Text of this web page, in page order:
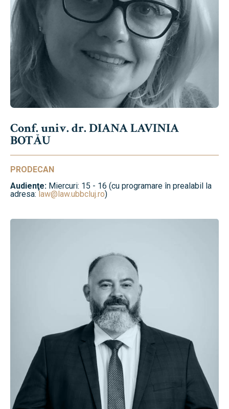
Conf. univ. dr. DIANA LAVINIA
BOTĂU
PRODECAN
Audienţe: Miercuri: 15 - 16 (cu programare în prealabil la
adresa: law@law.ubbcluj.ro)